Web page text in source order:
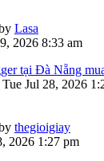
Lasa
2026 8:33 am
tại Đà Nẵng
Tue Jul 28, 2026
thegioigiay
2026 1:27 pm